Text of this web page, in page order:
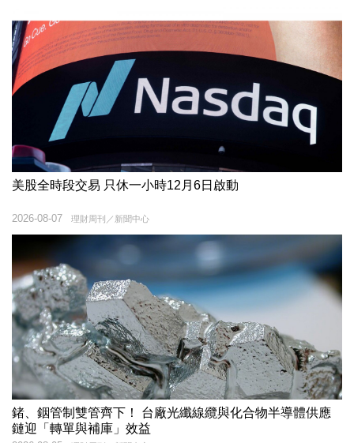
美股全時段交易 只休一小時12月6日啟動
理財周刊／新聞中心
2026-08-07
鍺、銦管制雙管齊下！ 台廠光纖線纜與化合物半導體供應
鏈迎「轉單與補庫」效益